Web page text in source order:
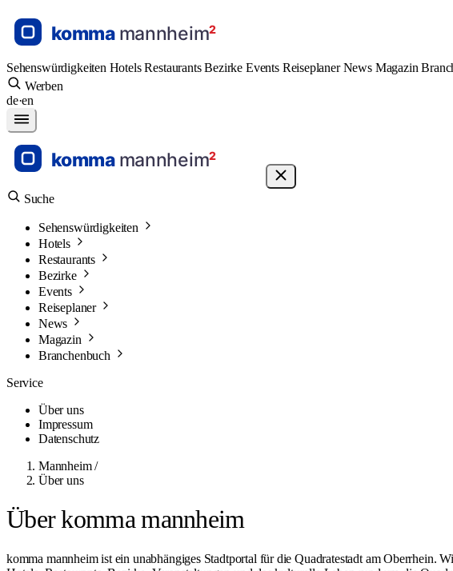
Sehenswürdigkeiten HotelsRestaurantsBezirke Events ReiseplanerNews Magazin
Werben
de·en
Suche
Sehenswürdigkeiten
Hotels
Restaurants
Bezirke
Events
Reiseplaner
News
Magazin
Branchenbuch
Service
Über uns
Impressum
Datenschutz
Mannheim /
Über uns
Über komma mannheim
komma mannheim ist ein unabhängiges Stadtportal für die Quadratestadt am